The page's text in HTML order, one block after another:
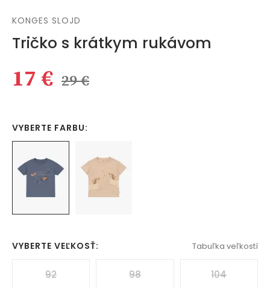
KONGES SLOJD
Tričko s krátkym rukávom
17 € 29 €
VYBERTE FARBU:
VYBERTE VEĽKOSŤ: Tabuľka veľkostí
92 98 104